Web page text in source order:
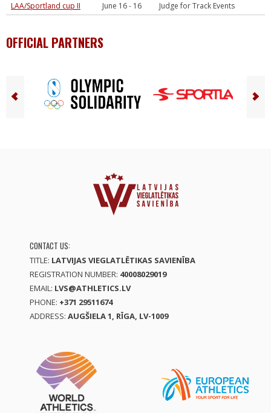
LAA/Sportland cup II June 16 - 16 Judge for Track Events
OFFICIAL PARTNERS
CONTACT US:
TITLE: LATVIJAS VIEGLATLĒTIKAS SAVIENĪBA
REGISTRATION NUMBER: 40008029019
EMAIL: LVS@ATHLETICS.LV
PHONE: +371 29511674
ADDRESS: AUGŠIELA 1, RĪGA, LV-1009